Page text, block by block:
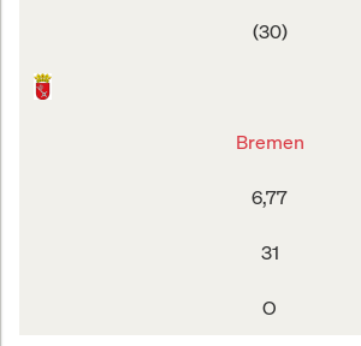
(30)
Bremen
6,77
31
O